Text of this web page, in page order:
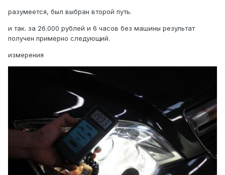
разумеется, был выбран второй путь.
и так. за 26.000 рублей и 6 часов без машины результат
получен примерно следующий.
измерения